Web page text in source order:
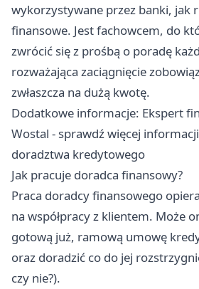
wykorzystywane przez banki, jak
finansowe. Jest fachowcem, do
zwrócić się z prośbą o poradę
rozważająca zaciągnięcie
zwłaszcza na dużą kwotę.
Dodatkowe informacje: Ekspert
Wostal - sprawdź więcej
doradztwa kredytowego
Jak pracuje doradca finansowy?
Praca doradcy finansowego
na współpracy z klientem. Może
gotową już, ramową umowę
oraz doradzić co do jej
czy nie?).